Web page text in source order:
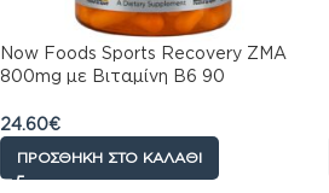
Now Foods Sports Recovery ZMA
800mg με Βιταμίνη B6 90
24.60€
ΠΡΟΣΘΉΚΗ ΣΤΟ ΚΑΛΆΘΙ